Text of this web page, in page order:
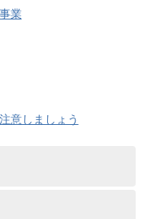
業
意しましょう